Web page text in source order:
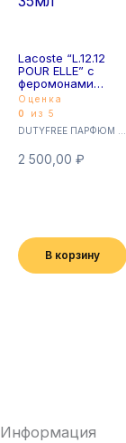
Lacoste “L.12.12
POUR ELLE” с
феромонами
35мл
Оценка
0
из 5
2 500,00 ₽
В корзину
Информация